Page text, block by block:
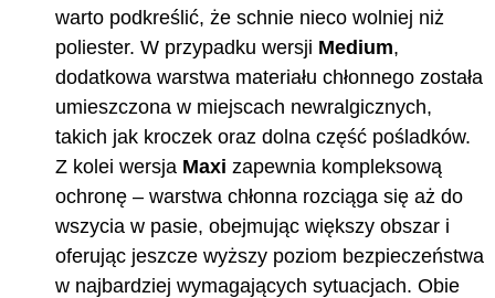
warto podkreślić, że schnie nieco wolniej niż
poliester. W przypadku wersji Medium,
dodatkowa warstwa materiału chłonnego została
umieszczona w miejscach newralgicznych,
takich jak kroczek oraz dolna część pośladków.
Z kolei wersja Maxi zapewnia kompleksową
ochronę – warstwa chłonna rozciąga się aż do
wszycia w pasie, obejmując większy obszar i
oferując jeszcze wyższy poziom bezpieczeństwa
w najbardziej wymagających sytuacjach. Obie